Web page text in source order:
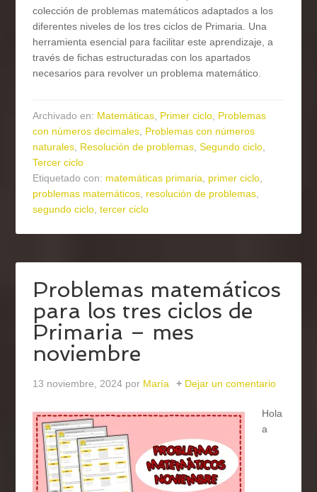
colección de problemas matemáticos adaptados a los
diferentes niveles de los tres ciclos de Primaria. Una
herramienta esencial para facilitar este aprendizaje, a
través de fichas estructuradas con los apartados
necesarios para revolver un problema matemático.
Archivado en: Matemáticas, Primer ciclo, Problemas
con números decimales, Problemas con números
naturales, Resolución de problemas,Segundo ciclo,
Tercer ciclo
Etiquetado con: matemáticas primaria, primer ciclo,
problemas matemáticos, resolución de problemas,
segundo ciclo,tercer ciclo
Problemas matemáticos
para los tres ciclos de
Primaria – mes
noviembre
13 noviembre, 2024 por María Dejar un comentario
Hola
a